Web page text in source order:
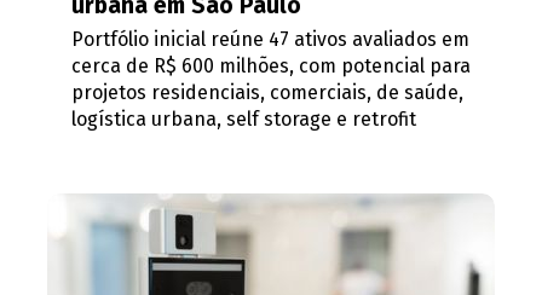
Portfólio inicial reúne 47 ativos avaliados em
cerca de R$ 600 milhões, com potencial para
projetos residenciais, comerciais, de saúde,
logística urbana, self storage e retrofit